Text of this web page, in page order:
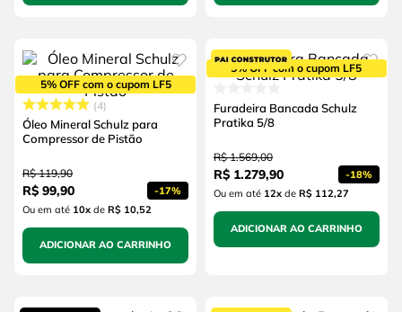
5% OFF com o cupom LF5
4
Óleo Mineral Schulz para
Compressor de Pistão
R$ 119,90
R$ 99,90 -17%
Ou em até 10xde R$ 10,52
ADICIONAR AO CARRINHO
5% OFF com o cupom LF5
Furadeira Bancada Schulz
Pratika 5/8
R$ 1.569,00
R$ 1.279,90 -18%
Ou em até 12xde R$ 112,27
ADICIONAR AO CARRINHO